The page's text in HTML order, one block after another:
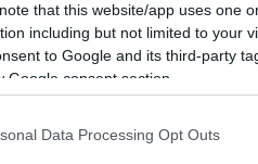
that this website/app uses one
including but not limited to your
to Google and its third-party
Google consent section.
Data Processing Opt Outs